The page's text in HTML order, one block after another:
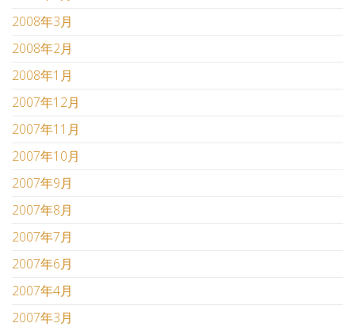
2008年3月
2008年2月
2008年1月
2007年12月
2007年11月
2007年10月
2007年9月
2007年8月
2007年7月
2007年6月
2007年4月
2007年3月